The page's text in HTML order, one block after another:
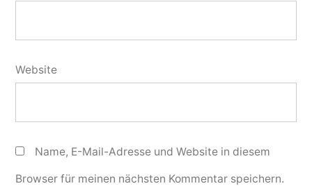
Website
Name, E-Mail-Adresse und Website in diesem
Browser für meinen nächsten Kommentar speichern.